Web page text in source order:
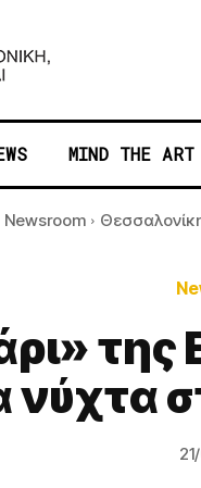
MIND THE ART
Newsroom
της